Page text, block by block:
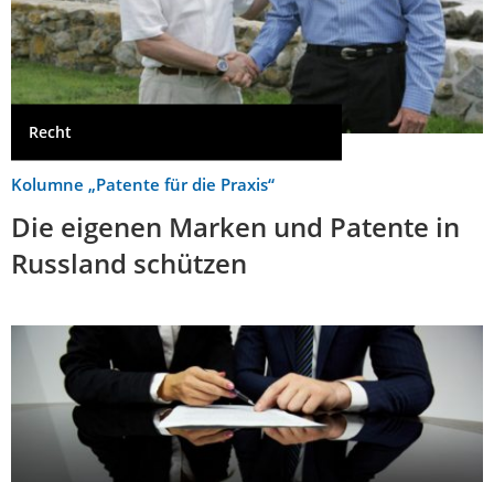
Recht
Kolumne „Patente für die Praxis“
Die eigenen Marken und Patente in
Russland schützen